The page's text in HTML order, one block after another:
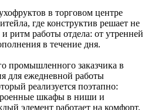
в торговом центре
где конструктив решает не
ритм работы отдела: от утренней
в течение дня.
промышленного заказчика в
для ежедневной работы
реализуется поэтапно:
шкафы в ниши и
элемент работает на комфорт,